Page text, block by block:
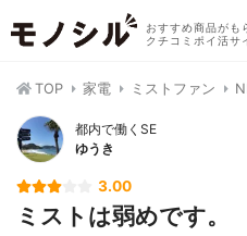
おすすめ商品がも
クチコミポイ活サ
TOP 家電 ミストファン
都内で働くSE
ゆうき
3.00
ミストは弱めです。